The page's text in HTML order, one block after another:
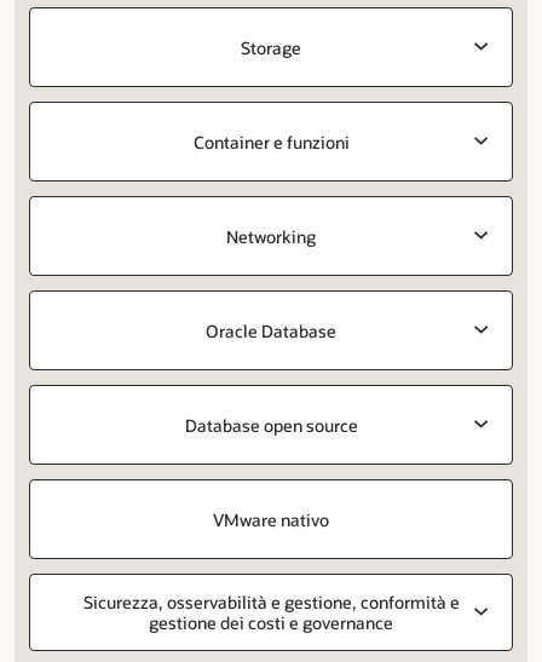
Storage
Container e funzioni
Networking
Oracle Database
Database open source
VMware nativo
Sicurezza, osservabilità e gestione, conformità e
gestione dei costi e governance